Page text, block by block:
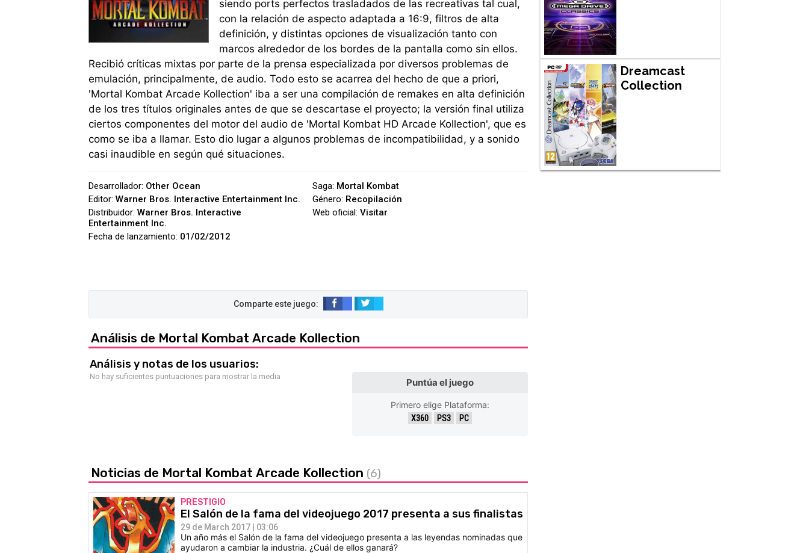
siendo ports perfectos trasladados de las recreativas tal cual,
con la relación de aspecto adaptada a 16:9, filtros de alta
definición, y distintas opciones de visualización tanto con
marcos alrededor de los bordes de la pantalla como sin ellos.
Recibió críticas mixtas por parte de la prensa especializada por diversos problemas de
emulación, principalmente, de audio. Todo esto se acarrea del hecho de que a priori,
'Mortal Kombat Arcade Kollection' iba a ser una compilación de remakes en alta definición
de los tres títulos originales antes de que se descartase el proyecto; la versión final utiliza
ciertos componentes del motor del audio de 'Mortal Kombat HD Arcade Kollection', que es
como se iba a llamar. Esto dio lugar a algunos problemas de incompatibilidad, y a sonido
casi inaudible en según qué situaciones.
Desarrollador: Other Ocean
Editor: Warner Bros. Interactive Entertainment Inc.
Distribuidor: Warner Bros. Interactive
Entertainment Inc.
Fecha de lanzamiento: 01/02/2012
Saga: Mortal Kombat
Género: Recopilación
Web oficial:Visitar
Análisis de Mortal Kombat Arcade Kollection
Análisis y notas de los usuarios:
No hay suficientes puntuaciones para mostrar la media
Puntúa el juego
Primero elige Plataforma:
X360 PS3 PC
Noticias de Mortal Kombat Arcade Kollection (6)
PRESTIGIO
El Salón de la fama del videojuego 2017 presenta a sus finalistas
29 de March 2017 | 03:06
Un año más el Salón de la fama del videojuego presenta a las leyendas nominadas que
ayudaron a cambiar la industria. ¿Cuál de ellos ganará?
Dreamcast
Collection